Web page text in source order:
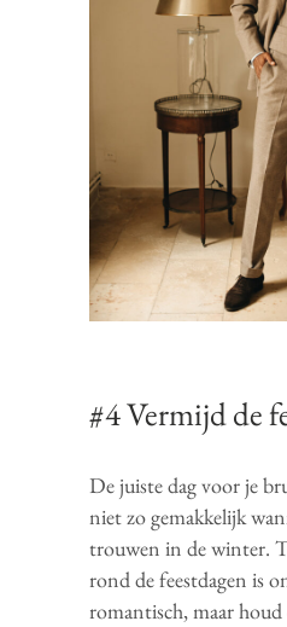
#4 Vermijd de
De juiste dag voor je
niet zo gemakkelijk
trouwen in de winter.
rond de feestdagen is
romantisch, maar